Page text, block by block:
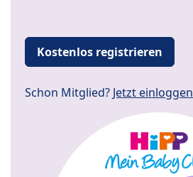
Kostenlos registrieren
Schon Mitglied? Jetzt einloggen